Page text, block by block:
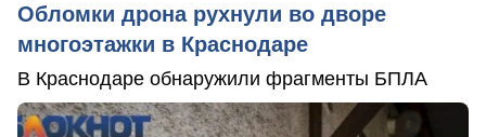
Обломки дрона рухнули во дворе
многоэтажки в Краснодаре
В Краснодаре обнаружили фрагменты БПЛА